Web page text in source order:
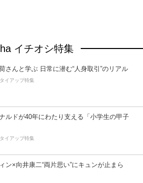
イチオシ特集
さんと学ぶ 日常に潜む“人身取引”のリアル
イアップ特集
ルドが40年にわたり支える「小学生の甲子
イアップ特集
ン×向井康二“両片思い”にキュンが止まら